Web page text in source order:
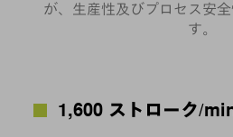
が、生産性及びプロセス安
す。
1,600 ストローク/